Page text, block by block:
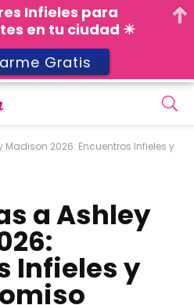
Madison 2026: Encuentros Infieles y
a Ashley
Infieles y
Infieles para
en tu ciudad ☀
Gratis